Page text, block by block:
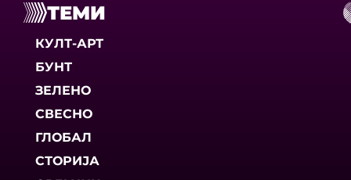
ТЕМИ
КУЛТ-АРТ
БУНТ
ЗЕЛЕНО
СВЕСНО
ГЛОБАЛ
СТОРИЈА